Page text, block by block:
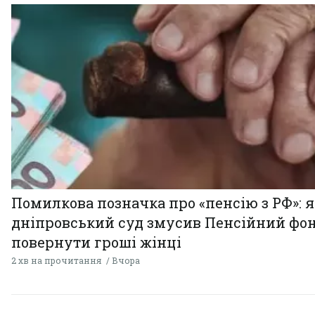
Помилкова позначка про «пенсію з РФ»:
дніпровський суд змусив Пенсійний
повернути гроші жінці
2 хв на прочитання Вчора